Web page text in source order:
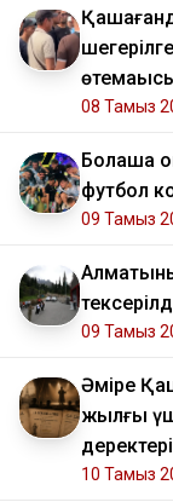
08 Тамыз
Болашақ
футбол
09 Тамыз
09 Тамыз
Әміре
жылғы
деректері
10 Тамыз